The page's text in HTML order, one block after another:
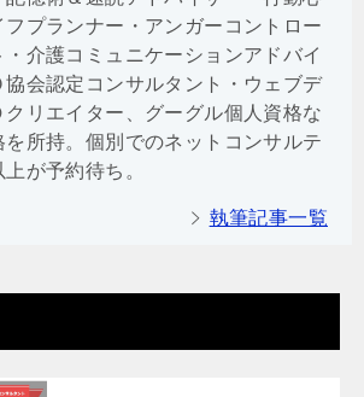
プランナー・アンガーコントロー
介護コミュニケーションアドバイ
会認定コンサルタント・ウェブデ
リエイター、グーグル個人資格な
を所持。個別でのネットコンサルテ
が予約待ち。
執筆記事一覧